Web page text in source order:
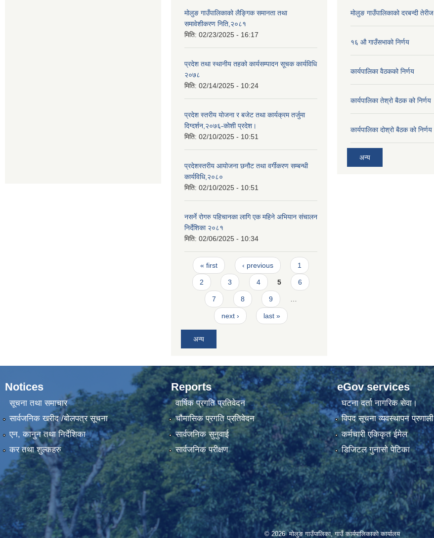
मोलुङ गाउँपालिकाको लैङ्गिक समानता तथा
समावेशीकरण निति,२०८१
मिति: 02/23/2025 - 16:17
प्रदेश तथा स्थानीय तहको कार्यसम्पादन सूचक कार्यविधि
२०७८
मिति: 02/14/2025 - 10:24
प्रदेश स्तरीय योजना र बजेट तथा कार्यक्रम तर्जुमा
दिग्दर्शन,२०७६-कोशी प्रदेश।
मिति: 02/10/2025 - 10:51
प्रदेशस्तरीय आयोजना छनौट तथा वर्गीकरण सम्बन्धी
कार्यविधि,२०८०
मिति: 02/10/2025 - 10:51
नसर्ने रोगरु पहिचानका लागि एक महिने अभियान संचालन
निर्देशिका २०८१
मिति: 02/06/2025 - 10:34
Pages
« first ‹ previous 1
2 3 4 5 6
7 8 9
next › last »
अन्य
मोलुङ गाउँपालिकाको दरबन्दी तेरीज
१६ औ गाउँसभाको निर्णय
कार्यपालिका वैठकको निर्णय
कार्यपालिका तेश्रो बैठक को निर्णय
कार्यपालिका दोश्रो बैठक को निर्णय
अन्य
Notices
सूचना तथा समाचार
सार्वजनिक खरीद /बोलपत्र सूचना
एन, कानुन तथा निर्देशिका
कर तथा शुल्कहरु
Reports
वार्षिक प्रगति प्रतिवेदन
चौमासिक प्रगति प्रतिवेदन
सार्वजनिक सुनुवाई
सार्वजनिक परीक्षण
eGov services
घटना दर्ता नागरिक सेवा।
विपद सूचना व्यवस्थापन प्रणाली
कर्मचारी एकिकृत ईमेल
डिजिटल गुनासो पेटिका
© 2026 मोलुङ गाउँपालिका, गाउँ कार्यपालिकाको कार्यालय